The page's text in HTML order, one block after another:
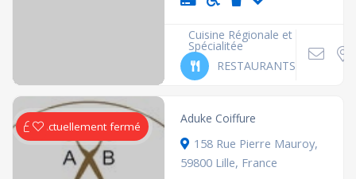
Cuisine Régionale et
Spécialitée
RESTAURANTS
Actuellement fermé
Aduke Coiffure
158 Rue Pierre Mauroy,
59800 Lille, France